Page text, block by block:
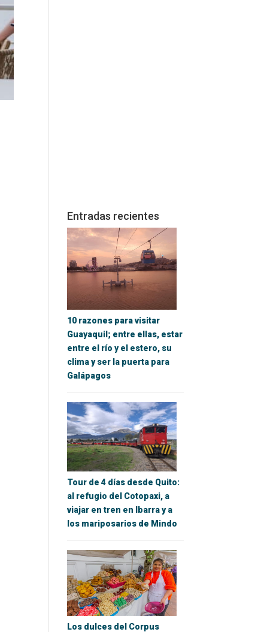
Entradas recientes
10 razones para visitar
Guayaquil; entre ellas, estar
entre el río y el estero, su
clima y ser la puerta para
Galápagos
Tour de 4 días desde Quito:
al refugio del Cotopaxi, a
viajar en tren en Ibarra y a
los mariposarios de Mindo
Los dulces del Corpus